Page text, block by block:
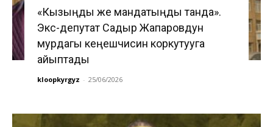
«Кызыңды же мандатыңды танда».
Экс-депутат Садыр Жапаровдун
мурдагы кеңешчисин коркутууга
айыптады
kloopkyrgyz - 25/06/2026